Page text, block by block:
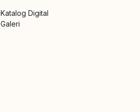
Katalog Digital
Galeri